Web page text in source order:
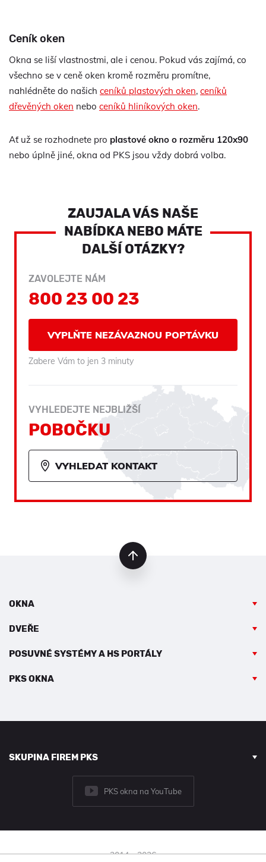
Ceník oken
Okna se liší vlastnostmi, ale i cenou. Pokud vás zajímá, co
všechno se v ceně oken kromě rozměru promítne,
nahlédněte do našich ceníků plastových oken, ceníků
dřevěných oken nebo ceníků hliníkových oken.
Ať už se rozhodnete pro plastové okno o rozměru 120x90
nebo úplně jiné, okna od PKS jsou vždy dobrá volba.
ZAUJALA VÁS NAŠE
NABÍDKA NEBO MÁTE
DALŠÍ OTÁZKY?
ZAVOLEJTE NÁM
800 23 00 23
VYPLŇTE NEZÁVAZNOU POPTÁVKU
Zabere Vám to jen 3 minuty
VYHLEDEJTE NEJBLIŽŠÍ
POBOČKU
VYHLEDAT KONTAKT
OKNA
DVEŘE
POSUVNÉ SYSTÉMY A HS PORTÁLY
PKS OKNA
SKUPINA FIREM PKS
PKS okna na YouTube
2014 - 2026